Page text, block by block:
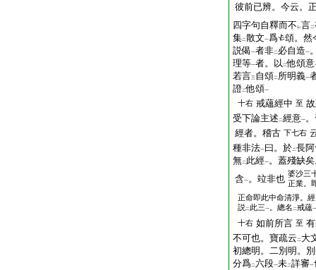
彼前已辨。今云。
四字句自釋而不 レ言二
集二散文一爲
頌。然
説偈一者非二 必自造一
理等一者。以 二他頌意
若言三自頌二 所明義一
證二他頌一
十右 戒蘊經中 至
受下論主述 二經意一
經者。稽古 下七右
種非法一曰。於二長
無二 此經一。蓋殘缺
含一。竝非也 婆沙三
正業。
正命即此中命清淨。經
説 二 此三一 。總名 二戒蘊一
十右 如前所言 至
不可也。寶疏云 二 大
初總明。二別明。
分爲二六段一未二詳審一